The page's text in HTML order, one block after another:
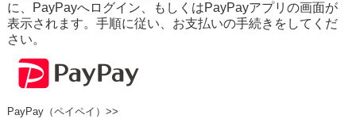
に、PayPayへログイン、もしくはPayPayアプリの画面が
表示されます。手順に従い、お支払いの手続きをしてくだ
さい。
PayPay（ペイペイ）>>